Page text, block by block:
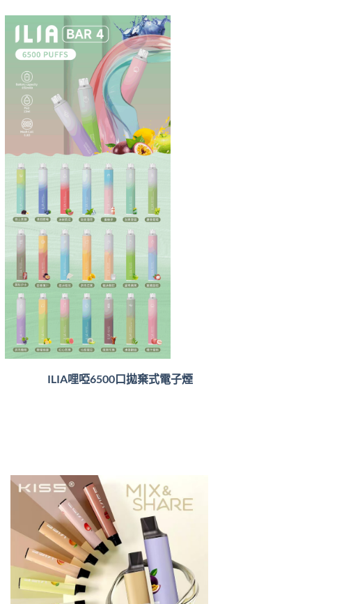
ILIA哩啞6500口拋棄式電子煙